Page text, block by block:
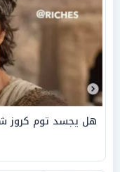
هل يجسد توم كروز